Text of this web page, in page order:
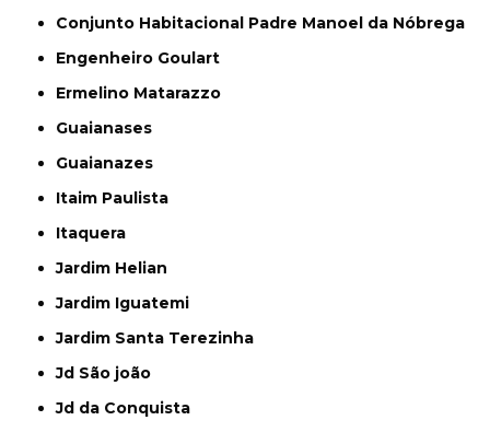
Conjunto Habitacional Padre Manoel da Nóbrega
Engenheiro Goulart
Ermelino Matarazzo
Guaianases
Guaianazes
Itaim Paulista
Itaquera
Jardim Helian
Jardim Iguatemi
Jardim Santa Terezinha
Jd São joão
Jd da Conquista